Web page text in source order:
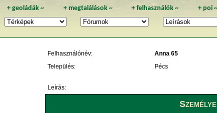
+geoládák ~ + megtalálások~ +felhasználók ~ + poi~
Felhasználónév:
Anna 65
Település:
Pécs
Leírás: